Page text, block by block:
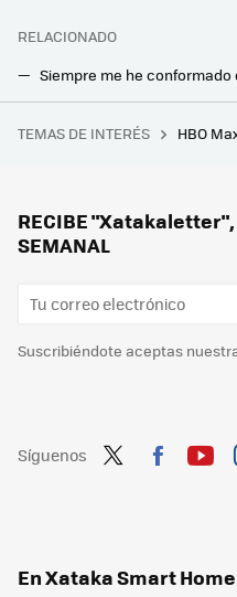
RELACIONADO
TEMAS DE INTERÉS HBO
RECIBE "Xatakaletter",
SEMANAL
Suscribiéndote aceptas
Síguenos
En Xataka Smart